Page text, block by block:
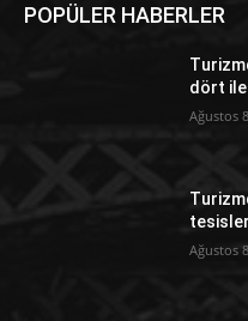
POPÜLER HABERLER
dört ile
Ağustos
Ağustos